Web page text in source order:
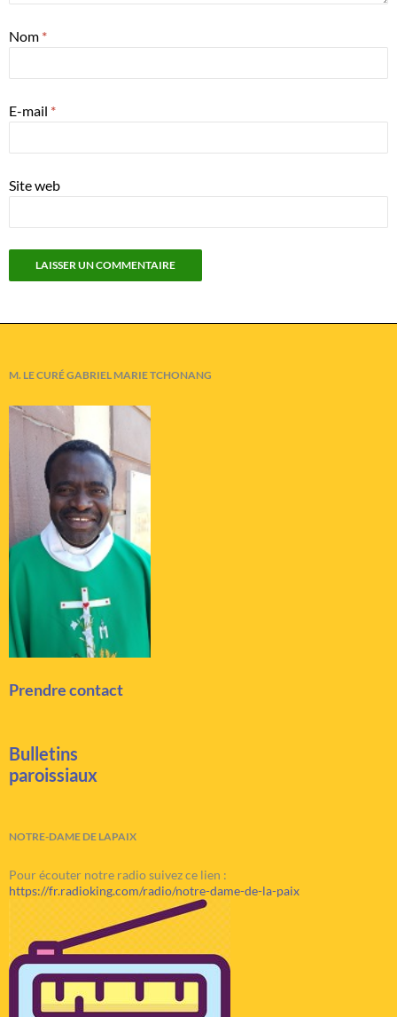
Nom *
E-mail *
Site web
M. LE CURÉ GABRIEL MARIE TCHONANG
Prendre contact
Bulletins
paroissiaux
NOTRE-DAME DE LAPAIX
Pour écouter notre radio suivez ce lien :
https://fr.radioking.com/radio/notre-dame-de-la-paix